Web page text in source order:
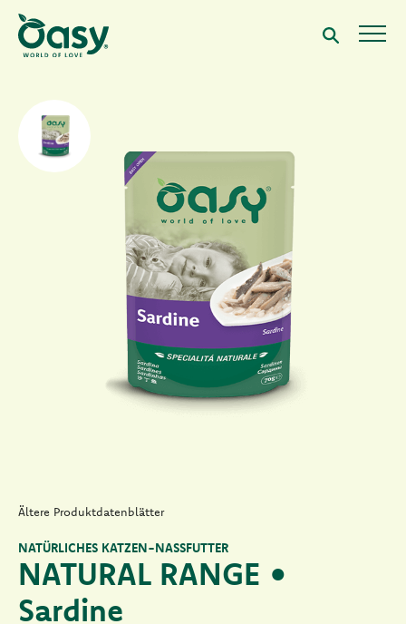
Ältere Produktdatenblätter
NATURAL RANGE •
Sardine
NATÜRLICHES KATZEN-NASSFUTTER